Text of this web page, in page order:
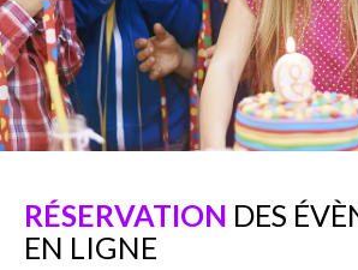
RÉSERVATION DES
EN LIGNE